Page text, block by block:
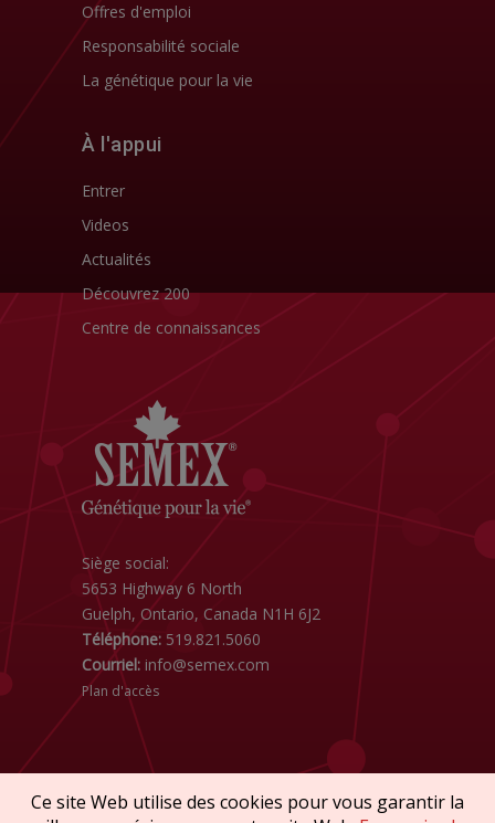
Offres d'emploi
Responsabilité sociale
La génétique pour la vie
À l'appui
Entrer
Videos
Actualités
Découvrez 200
Centre de connaissances
Siège social:
5653 Highway 6 North
Guelph, Ontario, Canada N1H 6J2
Téléphone: 519.821.5060
Courriel: info@semex.com
Plan d'accès
Ce site Web utilise des cookies pour vous garantir la